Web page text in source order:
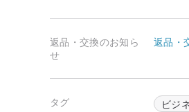
返品・交換のお知ら
せ
返品・
タグ ビジ